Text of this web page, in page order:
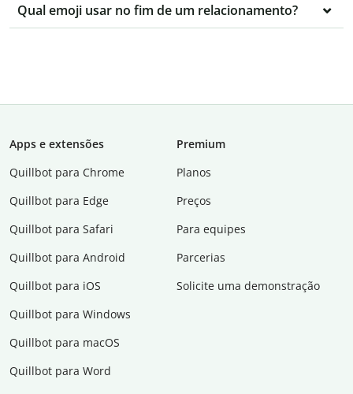
Qual emoji usar no fim de um relacionamento?
Apps e extensões
Quillbot para Chrome
Quillbot para Edge
Quillbot para Safari
Quillbot para Android
Quillbot para iOS
Quillbot para Windows
Quillbot para macOS
Quillbot para Word
Premium
Planos
Preços
Para equipes
Parcerias
Solicite uma demonstração